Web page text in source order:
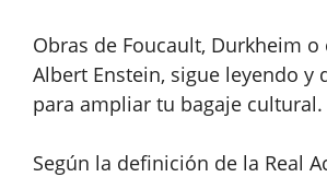
Obras de Foucault, Durkheim
Albert Enstein, sigue leyendo y
para ampliar tu bagaje cultural.
Según la definición de la Real